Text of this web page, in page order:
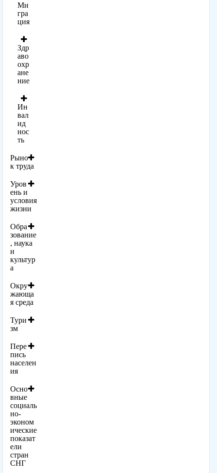
Ми
гра
ция
Здр
аво
охр
ане
ние
Ин
вал
ид
нос
ть
Рыно
к труда
Уров
ень и
условия
жизни
Обра
зование
, наука
и
культур
а
Окру
жающа
я среда
Тури
зм
Пере
пись
населен
ия
Осно
вные
социаль
но-
эконом
ические
показат
ели
стран
СНГ